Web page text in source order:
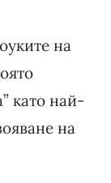
на
като най-
на